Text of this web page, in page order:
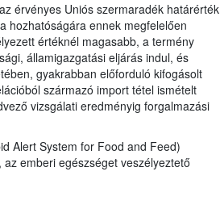
érvényes Uniós szermaradék határérték
hozhatóságára ennek megfelelően
értéknél magasabb, a termény
államigazgatási eljárás indul, és
gyakrabban előforduló kifogásolt
származó import tétel ismételt
vizsgálati eredményig forgalmazási
Alert System for Food and Feed)
emberi egészséget veszélyeztető